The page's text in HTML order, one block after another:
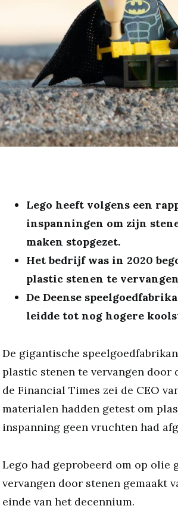
Lego heeft volgens een
inspanningen om zijn
maken stopgezet.
Het bedrijf was in 2020
plastic stenen te
De Deense
leidde tot nog hogere
De gigantische
plastic stenen te vervangen door
de Financial Times zei de CEO
materialen hadden getest om
inspanning geen vruchten had
Lego had geprobeerd om op olie
vervangen door stenen gemaakt
einde van het decennium.